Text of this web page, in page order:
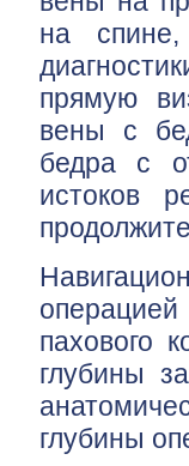
на
прямую
вены с
бедра с
истоков
пахового
глубины
глубины